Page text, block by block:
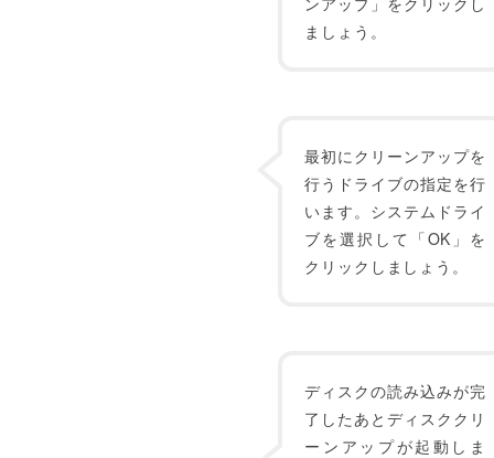
ましょう。
最初にクリーンアップを
行うドライブの指定を行
います。システムドライ
ブを選択して「OK」を
クリックしましょう。
ディスクの読み込みが完
了したあとディスククリ
ーンアップが起動しま